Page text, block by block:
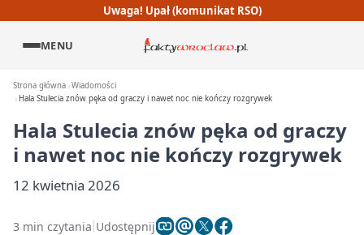
Uwaga! Upał (komunikat RSO)
MENU
Strona główna Wiadomości
Hala Stulecia znów pęka od graczy i nawet noc nie kończy rozgrywek
Hala Stulecia znów pęka od graczy
i nawet noc nie kończy rozgrywek
12 kwietnia 2026
3 min czytania Udostępnij